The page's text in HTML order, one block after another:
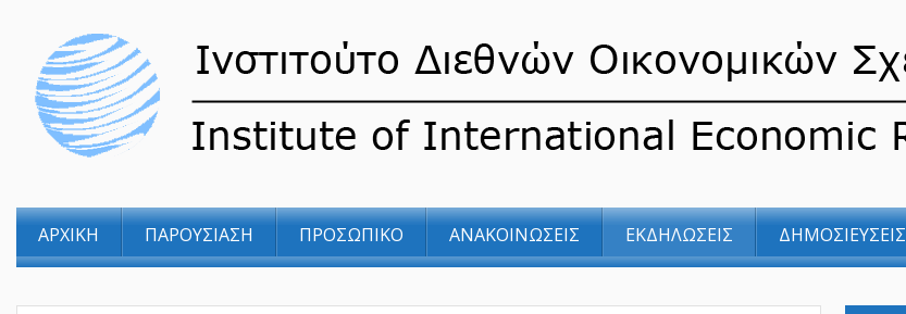
ΑΡΧΙΚΗ ΠΑΡΟΥΣΙΑΣΗ ΠΡΟΣΩΠΙΚΟ ΑΝΑΚΟΙΝΩΣΕΙΣ ΕΚΔΗΛΩΣΕΙΣ ΔΗΜΟΣΙΕΥΣΕΙΣ